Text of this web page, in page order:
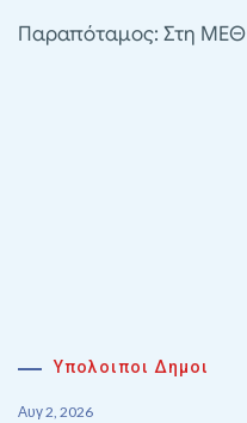
Παραπόταμος: Στη ΜΕΘ
Υπολοιποι Δημοι
Αυγ 2, 2026